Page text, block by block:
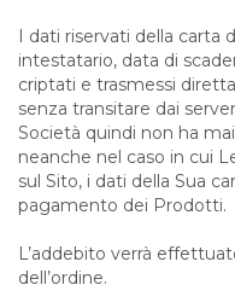
I dati riservati della carta
intestatario, data di
criptati e trasmessi
senza transitare dai
Società quindi non ha
neanche nel caso in cui
sul Sito, i dati della Sua
pagamento dei Prodotti.
L’addebito verrà
dell’ordine.